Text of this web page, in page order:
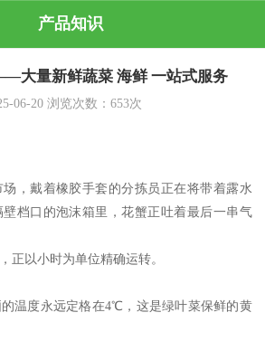
产品知识
大量新鲜蔬菜 海鲜 一站式服务
06-20浏览次数： 653次
，戴着橡胶手套的分拣员正在将带着露水
档口的泡沫箱里，花蟹正吐着最后一串气
正以小时为单位精确运转。
温度永远定格在4℃，这是绿叶菜保鲜的黄